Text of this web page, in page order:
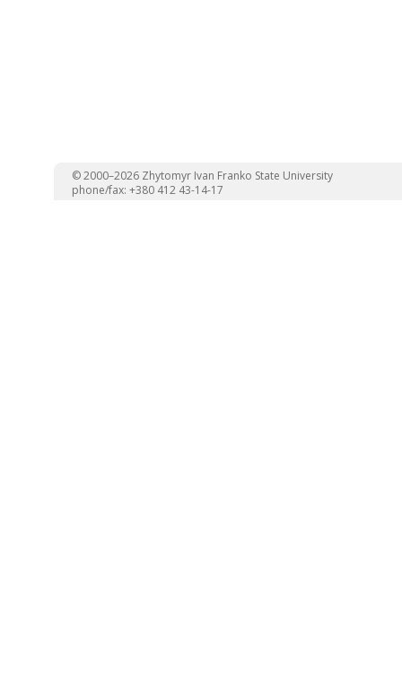
© 2000–2026 Zhytomyr Ivan Franko State University
phone/fax: +380 412 43-14-17